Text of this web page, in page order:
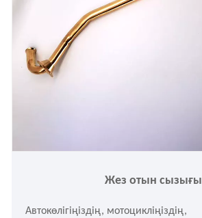
Жез отын сызығы
Автокөлігіңіздің, мотоцикліңіздің,